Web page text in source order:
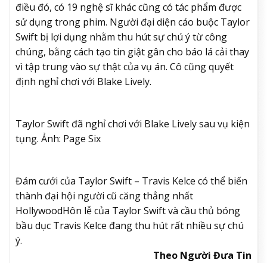
điều đó, có 19 nghệ sĩ khác cũng có tác phẩm được
sử dụng trong phim. Người đại diện cáo buộc Taylor
Swift bị lợi dụng nhằm thu hút sự chú ý từ công
chúng, bằng cách tạo tin giật gân cho báo lá cải thay
vì tập trung vào sự thật của vụ án. Cô cũng quyết
định nghỉ chơi với Blake Lively.
Taylor Swift đã nghỉ chơi với Blake Lively sau vụ kiện
tụng. Ảnh: Page Six
Đám cưới của Taylor Swift – Travis Kelce có thể biến
thành đại hội người cũ căng thẳng nhất
HollywoodHôn lễ của Taylor Swift và cầu thủ bóng
bầu dục Travis Kelce đang thu hút rất nhiều sự chú
ý.
Theo Người Đưa Tin